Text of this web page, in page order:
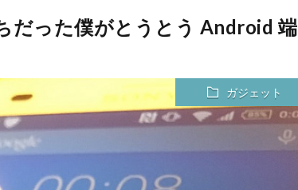
だった僕がとうとう Android 端
ガジェット